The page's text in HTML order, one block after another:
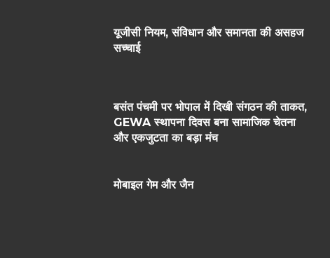
यूजीसी नियम, संविधान और समानता की असहज
सच्चाई
बसंत पंचमी पर भोपाल में दिखी संगठन की ताकत,
GEWA स्थापना दिवस बना सामाजिक चेतना
और एकजुटता का बड़ा मंच
मोबाइल गेम और जैन